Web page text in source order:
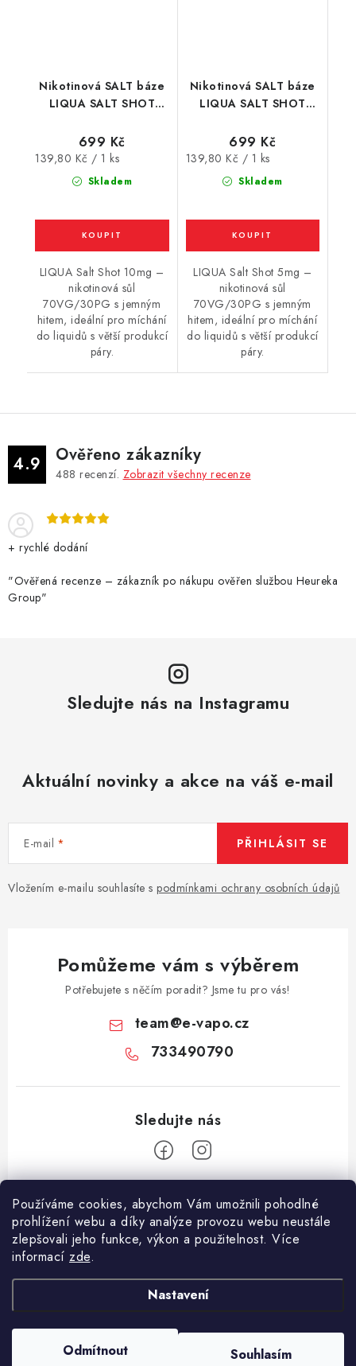
Používáme cookies, abychom Vám umožnili pohodlné
prohlížení webu a díky analýze provozu webu neustále
zlepšovali jeho funkce, výkon a použitelnost. Více
informací zde.
Nastavení
Odmítnout Souhlasím
Nikotinová SALT báze
LIQUA SALT SHOT
/ 10mg
Skladem
699 Kč
Měrná
139,80 Kč / 1 ks
LIQUA Salt Shot 10mg –
nikotinová sůl
70VG/30PG s jemným
hitem, ideální pro míchání
do liquidů s větší produkcí
páry.
Nikotinová SALT báze
LIQUA SALT SHOT
/ 5mg
Skladem
699 Kč
Měrná
139,80 Kč / 1 ks
LIQUA Salt Shot 5mg –
nikotinová sůl
70VG/30PG s jemným
hitem, ideální pro míchání
do liquidů s větší produkcí
páry.
4.9 Ověřeno zákazníky
488 recenzí. Zobrazit všechny recenze
+ rychlé dodání
"Ověřená recenze – zákazník po nákupu ověřen službou Heureka
Group"
Sledujte nás na Instagramu
Aktuální novinky a akce na váš e-mail
E-mail
Vložením e-mailu souhlasíte s podmínkami ochrany osobních údajů
PŘIHLÁSIT SE
Pomůžeme vám s výběrem
Potřebujete s něčím poradit? Jsme tu pro vás!
team@e-vapo.cz
733490790
Z
Facebook
Jak reklamovat či vrátit zboží
cookies